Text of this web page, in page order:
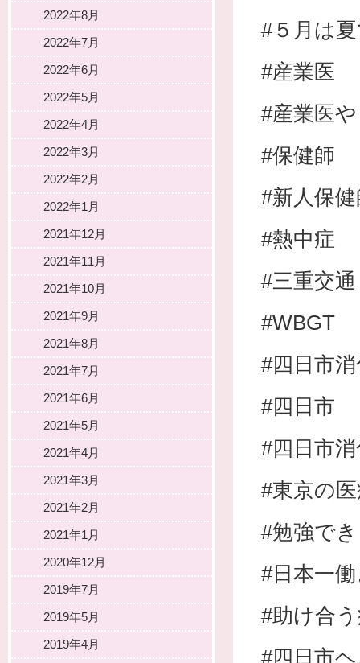
#５月は
#産業医
#産業医
#保健師
#新人保
#熱中症
#三重交通
#WBGT
#四日市
#四日市
#四日市
#東京の
#勉強で
#日本一
#助け合
#四日市
2022年8月
2022年7月
2022年6月
2022年5月
2022年4月
2022年3月
2022年2月
2022年1月
2021年12月
2021年11月
2021年10月
2021年9月
2021年8月
2021年7月
2021年6月
2021年5月
2021年4月
2021年3月
2021年2月
2021年1月
2020年12月
2019年7月
2019年5月
2019年4月